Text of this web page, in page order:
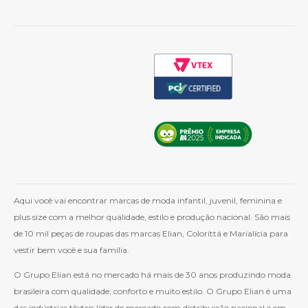
Aqui você vai encontrar marcas de moda infantil, juvenil, feminina e
plus size com a melhor qualidade, estilo e produção nacional. São mais
de 10 mil peças de roupas das marcas Elian, Colorittá e Marialícia para
vestir bem você e sua família.
O Grupo Elian está no mercado há mais de 30 anos produzindo moda
brasileira com qualidade, conforto e muito estilo. O Grupo Elian é uma